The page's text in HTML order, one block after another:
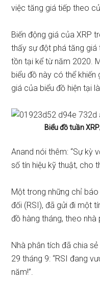
việc tăng giá tiếp theo
Biến động giá của XRP
thấy sự đột phá tăng
tồn tại kể từ năm 2020.
biểu đồ này có thể
giá của biểu đồ hiện tại
Biểu đồ tuần
Anand nói thêm: “Sự kỳ
số tín hiệu kỹ thuật, cho
Một trong những chỉ
đối (RSI), đã gửi đi một
đồ hàng tháng, theo
Nhà phân tíchđã chia sẻ
29 tháng 9: “RSI đang
năm!”.